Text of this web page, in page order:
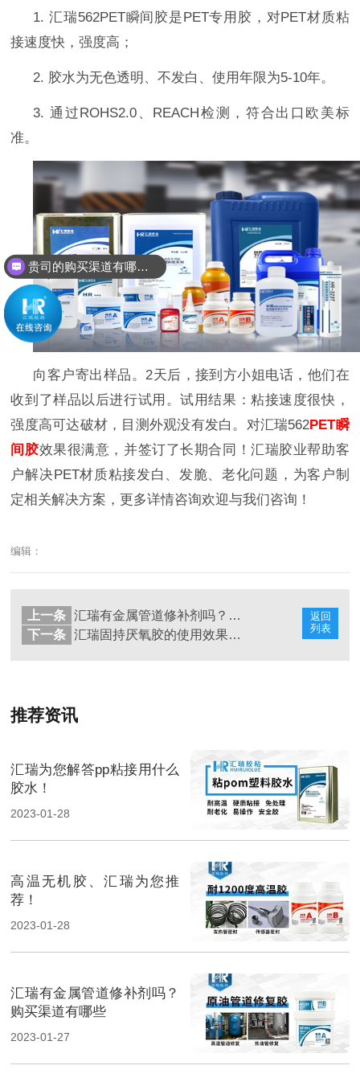
1.汇瑞562PET瞬间胶是PET专用胶，对PET材质粘
接速度快，强度高；
2. 胶水为无色透明、不发白、使用年限为5-10年。
3.通过ROHS2.0 、 REACH检测，符合出口欧美标
准。
向客户寄出样品。2天后，接到方小姐电话，他们在
收到了样品以后进行试用。试用结果：粘接速度很快，
强度高可达破材，目测外观没有发白。对汇瑞562PET瞬
间胶效果很满意，并签订了长期合同！汇瑞胶业帮助客
户解决 PET材质粘接发白、发脆、老化问题，为客户制
定相关解决方案，更多详情咨询欢迎与我们咨询！
编辑：
返回
列表
上一条
汇瑞有金属管道修补剂吗？购买渠道有哪些
下一条
汇瑞固持厌氧胶的使用效果如何？
推荐资讯
汇瑞为您解答pp粘接用什么
胶水！
2023-01-28
高温无机胶、汇瑞为您推
荐！
2023-01-28
汇瑞有金属管道修补剂吗？
购买渠道有哪些
2023-01-27
贵司的购买渠道有哪些？